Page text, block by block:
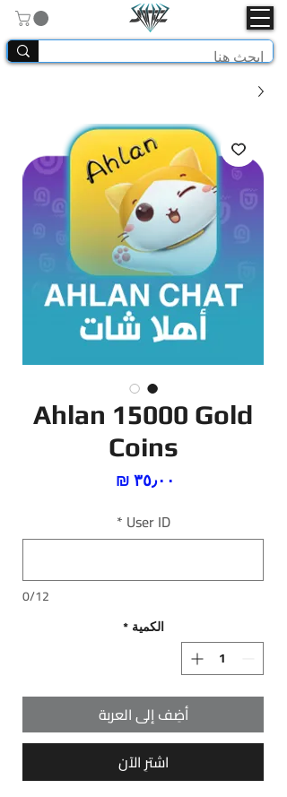
Ahlan 15000 Gold
Coins
User ID
*
0/12
الكمية *
أضِف إلى العربة
اشترِ الآن